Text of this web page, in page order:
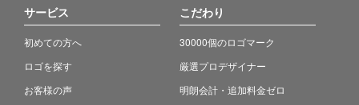
サービス
初めての方へ
ロゴを探す
お客様の声
こだわり
30000個のロゴマーク
厳選プロデザイナー
明朗会計・追加料金ゼロ